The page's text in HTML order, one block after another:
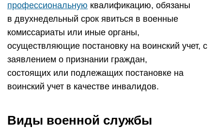
профессиональную квалификацию, обязаны
в двухнедельный срок явиться в военные
комиссариаты или иные органы,
осуществляющие постановку на воинский учет, с
заявлением о признании граждан,
состоящих или подлежащих постановке на
воинский учет в качестве инвалидов.
Виды военной службы